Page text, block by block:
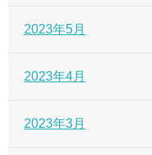
2023年5月
2023年4月
2023年3月